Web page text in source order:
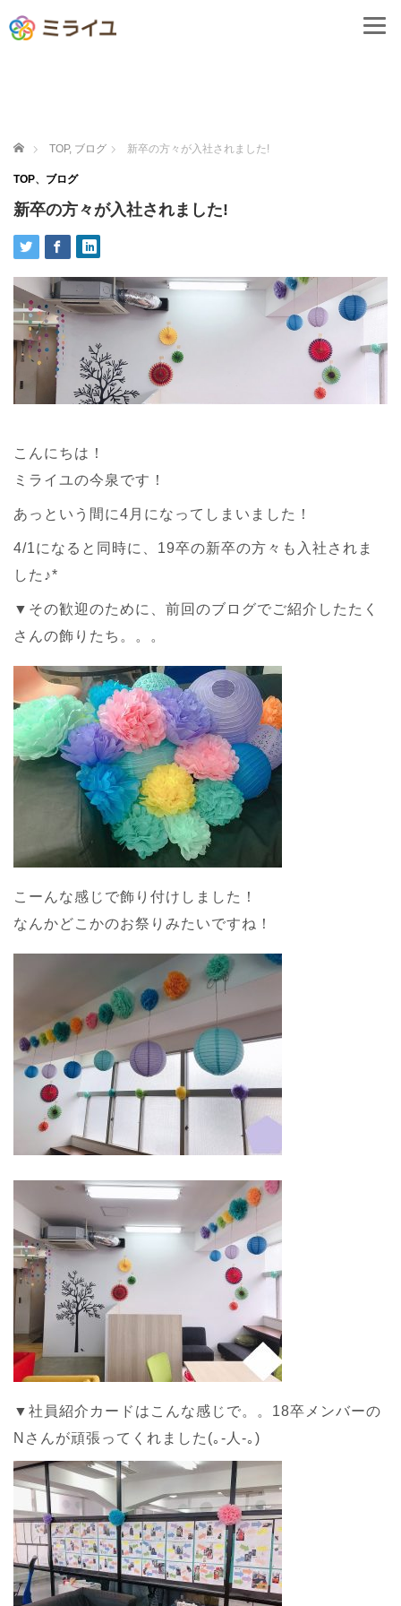
ホーム TOP, ブログ 新卒の方々が入社されました!
TOP、 ブログ
新卒の方々が入社されました!
こんにちは！
ミライユの今泉です！
あっという間に4月になってしまいました！
4/1になると同時に、19卒の新卒の方々も入社されま
した♪*
▼その歓迎のために、前回のブログでご紹介したたく
さんの飾りたち。。。
こーんな感じで飾り付けしました！
なんかどこかのお祭りみたいですね！
▼社員紹介カードはこんな感じで。。18卒メンバーの
Nさんが頑張ってくれました(｡-人-｡)